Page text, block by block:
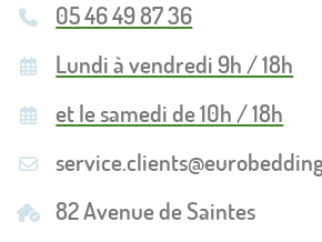
05 46 49 87 36
Lundi à vendredi 9h / 18h
et le samedi de 10h / 18h
82 Avenue de Saintes